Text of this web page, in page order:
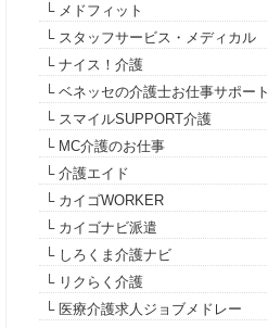
└ メドフィット
└ スタッフサービス・メディカル
└ ナイス！介護
└ ベネッセの介護士お仕事サポート
└ スマイルSUPPORT介護
└ MC介護のお仕事
└ 介護エイド
└ カイゴWORKER
└ カイゴナビ派遣
└ しろくま介護ナビ
└ リクらく介護
└ 医療介護求人ジョブメドレー